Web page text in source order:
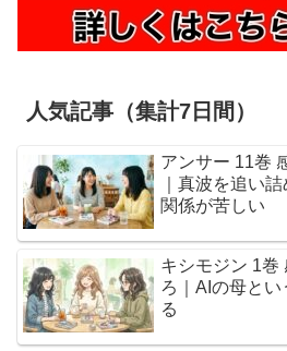
人気記事（集計7日間）
アンサー 11巻
｜真波を追い
関係が苦しい
キシモジン 1巻
ろ｜AIの母とい
る